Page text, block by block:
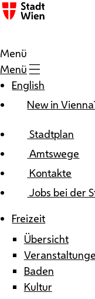
Zum Inhalt
Menü
Menü
English
New in
Stadtplan
Amtswege
Kontakte
Jobs bei der
Freizeit
Übersicht
Baden
Kultur